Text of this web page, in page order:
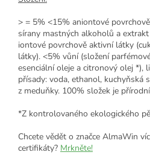
> = 5% <15% aniontové
sírany mastných alkoholů a
iontové povrchově aktivní látky
látky). <5% vůní (složení
esenciální oleje a citronový olej *),
přísady: voda, ethanol, kuchyňská
z meduňky. 100% složek je
*Z kontrolovaného ekologického
Chcete vědět o značce AlmaWin
certifikáty? Mrkněte!